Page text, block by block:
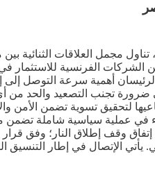
مجمل العلاقات الثنائية
الفرنسية للاستثمار
أهمية سرعة التوصل
ضرورة تجنب التصعيد والحد
لتحقيق تسوية تضمن الأمن
في عملية سياسية شاملة
الإتصال في إطار التنسيق